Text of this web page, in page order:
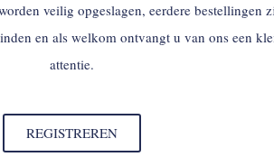
veilig opgeslagen, eerdere bestellingen
en als welkom ontvangt u van ons een
attentie.
REGISTREREN